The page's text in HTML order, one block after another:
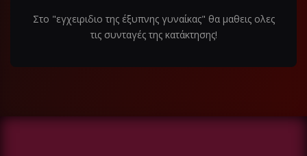
Στο "εγχειριδιο της έξυπνης γυναίκας" θα μαθεις ολες
τις συνταγές της κατάκτησης!